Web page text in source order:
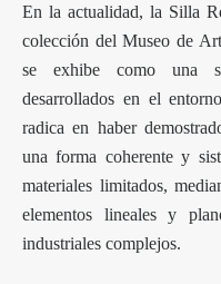
En la actualidad, la Silla
colección del Museo de
se exhibe como una
desarrollados en el
radica en haber
una forma coherente y
materiales limitados,
elementos lineales y
industriales complejos.